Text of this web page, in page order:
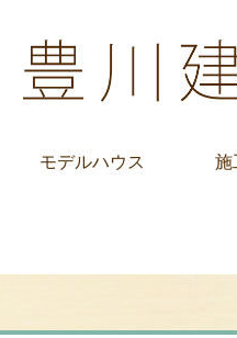
モデルハウス 施